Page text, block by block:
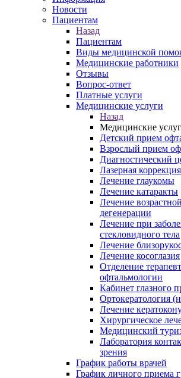
Новости
Пациентам
Назад
Пациентам
Виды медицинской
Медицинские работники
Отзывы
Вопрос-ответ
Платные услуги
Медицинские услуги
Назад
Медицинские
Детский прием
Взрослый прием
Диагностический
Лазерная
Лечение глаукомы
Лечение катаракты
Лечение
дегенерации
Лечение при
стекловидного тела
Лечение
Лечение косоглазия
Отделение
офтальмологии
Кабинет глазного
Ортокератология
Лечение
Хирургическое
Медицинский
Лаборатория
зрения
График работы врачей
График личного приема